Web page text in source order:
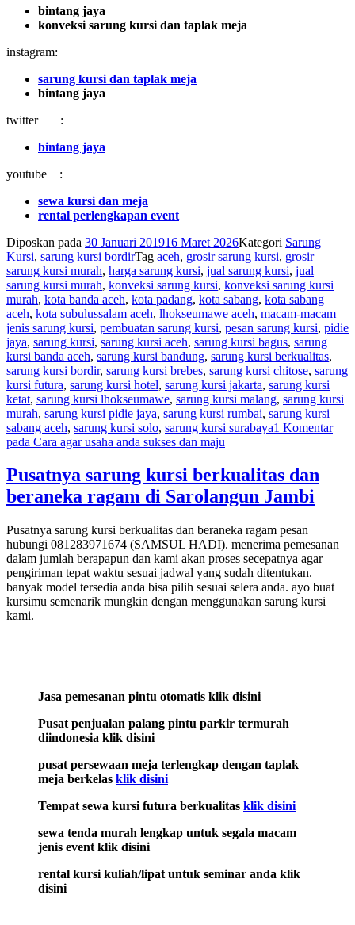
bintang jaya
konveksi sarung kursi dan taplak meja
instagram:
sarung kursi dan taplak meja
bintang jaya
twitter :
bintang jaya
youtube :
sewa kursi dan meja
rental perlengkapan event
Diposkan pada 30 Januari 201916 Maret 2026Kategori Sarung
Kursi, sarung kursi bordirTag aceh, grosir sarung kursi, grosir
sarung kursi murah, harga sarung kursi, jual sarung kursi, jual
sarung kursi murah, konveksi sarung kursi, konveksi sarung kursi
murah, kota banda aceh, kota padang, kota sabang, kota sabang
aceh, kota subulussalam aceh, lhokseumawe aceh, macam-macam
jenis sarung kursi, pembuatan sarung kursi, pesan sarung kursi, pidie
jaya, sarung kursi, sarung kursi aceh, sarung kursi bagus, sarung
kursi banda aceh, sarung kursi bandung, sarung kursi berkualitas,
sarung kursi bordir, sarung kursi brebes, sarung kursi chitose, sarung
kursi futura, sarung kursi hotel, sarung kursi jakarta, sarung kursi
ketat, sarung kursi lhokseumawe, sarung kursi malang, sarung kursi
murah, sarung kursi pidie jaya, sarung kursi rumbai, sarung kursi
sabang aceh, sarung kursi solo, sarung kursi surabaya1 Komentar
pada Cara agar usaha anda sukses dan maju
Pusatnya sarung kursi berkualitas dan
beraneka ragam di Sarolangun Jambi
Pusatnya sarung kursi berkualitas dan beraneka ragam pesan
hubungi 081283971674 (SAMSUL HADI). menerima pemesanan
dalam jumlah berapapun dan kami akan proses secepatnya agar
pengiriman tepat waktu sesuai jadwal yang sudah ditentukan.
banyak model tersedia anda bisa pilih sesuai selera anda. ayo buat
kursimu semenarik mungkin dengan menggunakan sarung kursi
kami.
Jasa pemesanan pintu otomatis klik disini
Pusat penjualan palang pintu parkir termurah
diindonesia klik disini
pusat persewaan meja terlengkap dengan taplak
meja berkelas klik disini
Tempat sewa kursi futura berkualitas klik disini
sewa tenda murah lengkap untuk segala macam
jenis event klik disini
rental kursi kuliah/lipat untuk seminar anda klik
disini